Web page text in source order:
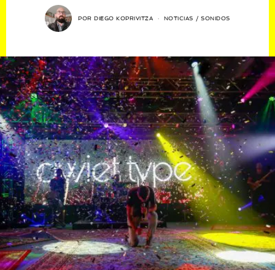
PORDIEGO KOPRIVITZA NOTICIAS / SONIDOS